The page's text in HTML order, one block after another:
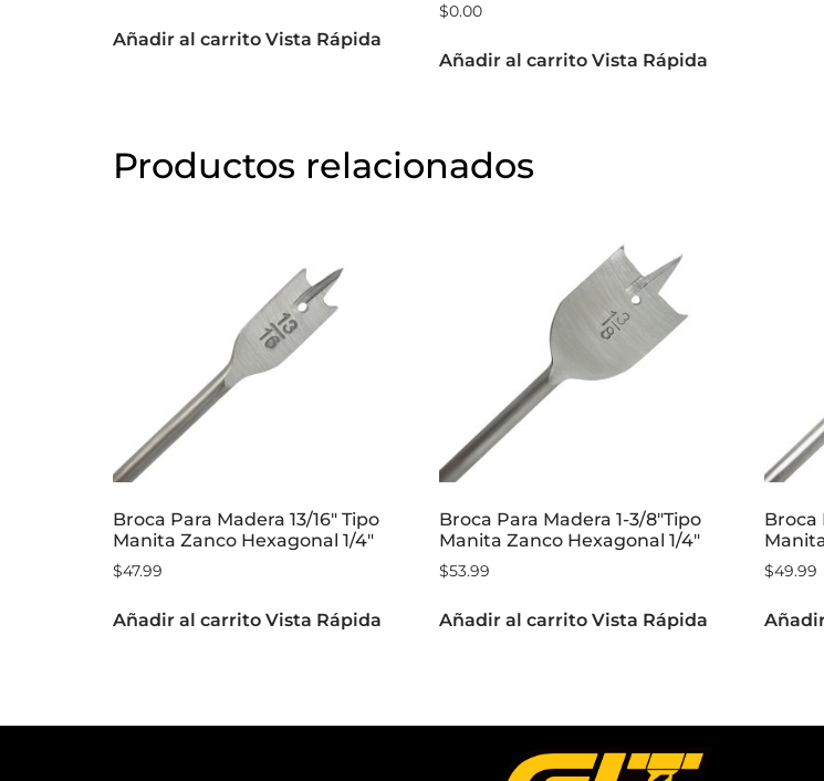
Añadir al carrito Vista Rápida
$0.00
Añadir al carrito Vista Rápida
Productos relacionados
Broca Para Madera 13/16″ Tipo
Manita Zanco Hexagonal 1/4″
$47.99
Añadir al carrito Vista Rápida
Broca Para Madera 1-3/8″Tipo
Manita Zanco Hexagonal 1/4″
$53.99
Añadir al carrito Vista Rápida
Broca
$49.99